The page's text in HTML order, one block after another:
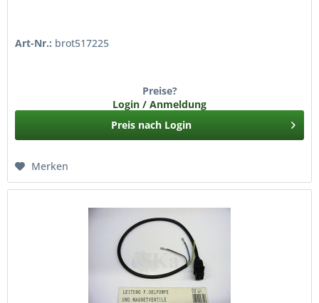
Art-Nr.: brot517225
Preise?
Login / Anmeldung
Preis nach Login
Merken